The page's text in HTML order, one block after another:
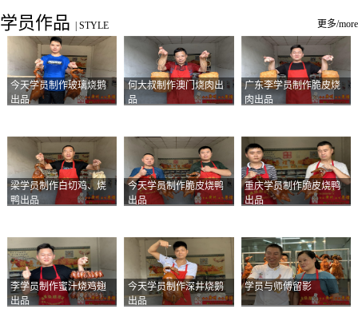
学员作品 STYLE 更多/more
今天学员制作玻璃烧鹅
出品
何大叔制作澳门烧肉出
品
广东李学员制作脆皮烧
肉出品
梁学员制作白切鸡、烧
鸭出品
今天学员制作脆皮烧鸭
出品
重庆学员制作脆皮烧鸭
出品
李学员制作蜜汁烧鸡翅
出品
今天学员制作深井烧鹅
出品
学员与师傅留影